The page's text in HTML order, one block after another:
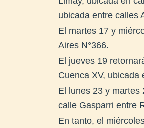
ubicada entre calles
El martes 17 y
Aires N°366.
El jueves 19
Cuenca XV, ubicada
El lunes 23 y martes
calle Gasparri entre
En tanto, el